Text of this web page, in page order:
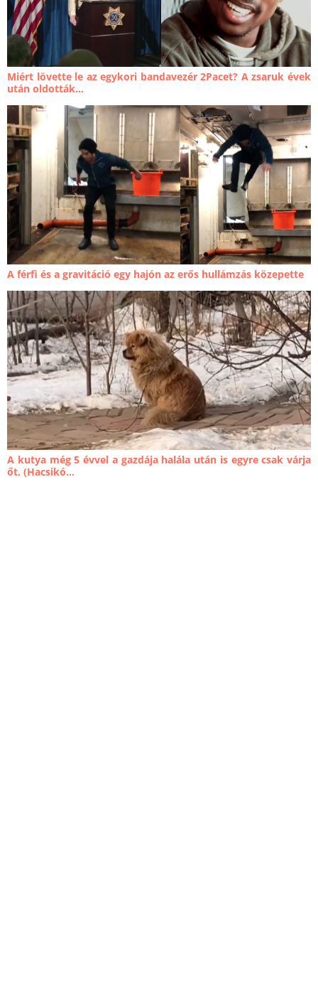
Miért lövette le az egykori bandavezér 2Pacet? A zsaruk évek
után oldották...
A férfi és a gravitáció egy hajón az erős hullámzás közepette
A kutya még 5 évvel a gazdája halála után is egyre csak várja
őt. (Hacsikó...